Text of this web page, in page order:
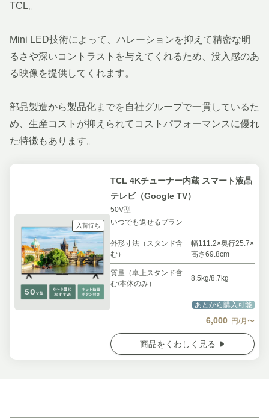
TCL。
Mini LED技術によって、ハレーションを抑えて精密な明
るさや深いコントラストを与えてくれるため、没入感のあ
る映像を提供してくれます。
部品製造から製品化までを自社グループで一貫しているた
め、生産コストが抑えられてコストパフォーマンスに優れ
た特徴もあります。
入荷待ち
TCL 4Kチューナー内蔵 スマート液晶
テレビ（Google TV）
50V型
いつでも返せるプラン
外形寸法（スタンド含
む）
幅111.2×奥行25.7×
高さ69.8cm
質量（卓上スタンド含
む/本体のみ）
8.5kg/8.7kg
あとから購入可能
6,000 円/月〜
商品をくわしく見る